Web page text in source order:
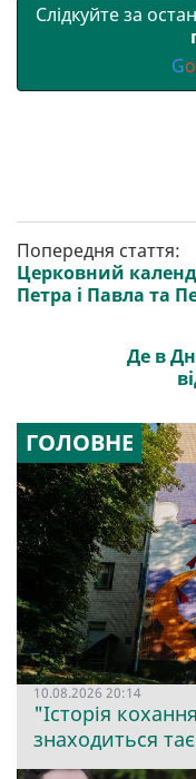
Слідкуйте за
Go
Попередня стаття:
Церковний
Петра і Павла та
Де в
ГОЛОВНЕ
10.08.2026 20:14
"Історія
знаходиться